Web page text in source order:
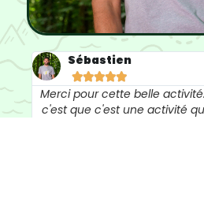
Sébastien

Merci pour cette belle
c'est que c'est une activité